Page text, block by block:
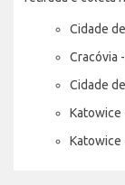
Cidade
Cracóvia
Cidade
Katowice
Katowice